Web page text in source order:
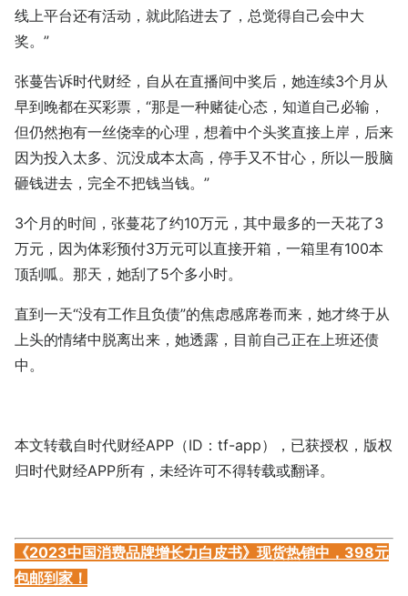
线上平台还有活动，就此陷进去了，总觉得自己会中大
奖。”
张蔓告诉时代财经，自从在直播间中奖后，她连续3个月从
早到晚都在买彩票，“那是一种赌徒心态，知道自己必输，
但仍然抱有一丝侥幸的心理，想着中个头奖直接上岸，后来
因为投入太多、沉没成本太高，停手又不甘心，所以一股脑
砸钱进去，完全不把钱当钱。”
3个月的时间，张蔓花了约10万元，其中最多的一天花了3
万元，因为体彩预付3万元可以直接开箱，一箱里有100本
顶刮呱。那天，她刮了5个多小时。
直到一天“没有工作且负债”的焦虑感席卷而来，她才终于从
上头的情绪中脱离出来，她透露，目前自己正在上班还债
中。
本文转载自时代财经APP（ID：tf-app），已获授权，版权
归时代财经APP所有，未经许可不得转载或翻译。
《2023中国消费品牌增长力白皮书》现货热销中，398元
包邮到家！